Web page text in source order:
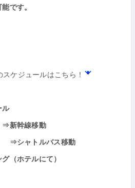
です。
ケジュールはこちら！
ル
⇒新幹線移動
⇒シャトルバス移動
（ホテルにて）